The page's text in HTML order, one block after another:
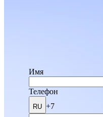
Имя
Телефон
RU +7